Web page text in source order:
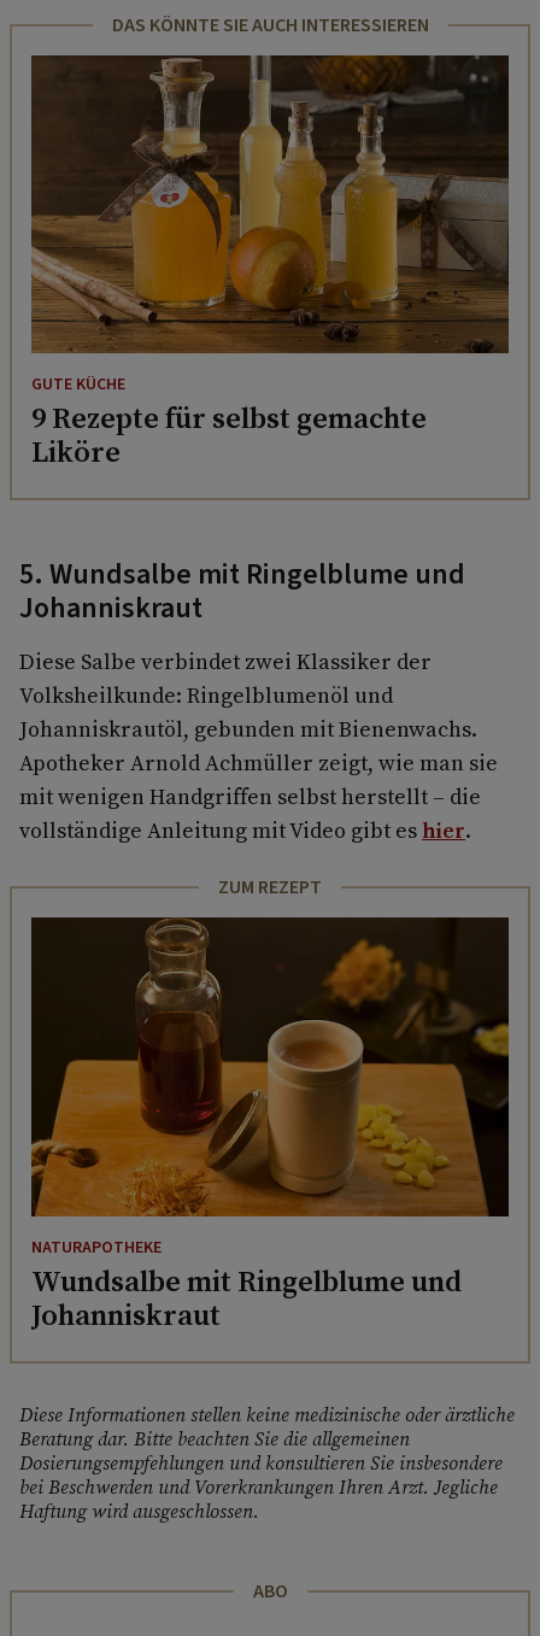
DAS KÖNNTE SIE AUCH INTERESSIEREN
GUTE KÜCHE
9 Rezepte für selbst gemachte
Liköre
5. Wundsalbe mit Ringelblume und
Johanniskraut
Diese Salbe verbindet zwei Klassiker der
Volksheilkunde: Ringelblumenöl und
Johanniskrautöl, gebunden mit Bienenwachs.
Apotheker Arnold Achmüller zeigt, wie man sie
mit wenigen Handgriffen selbst herstellt – die
vollständige Anleitung mit Video gibt es hier.
ZUM REZEPT
NATURAPOTHEKE
Wundsalbe mit Ringelblume und
Johanniskraut
Diese Informationen stellen keine medizinische oder ärztliche
Beratung dar. Bitte beachten Sie die allgemeinen
Dosierungsempfehlungen und konsultieren Sie insbesondere
bei Beschwerden und Vorerkrankungen Ihren Arzt. Jegliche
Haftung wird ausgeschlossen.
ABO